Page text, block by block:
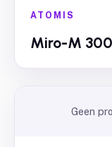
ATOMIS
Miro-M
Geen